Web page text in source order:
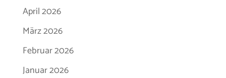
April 2026
März 2026
Februar 2026
Januar 2026